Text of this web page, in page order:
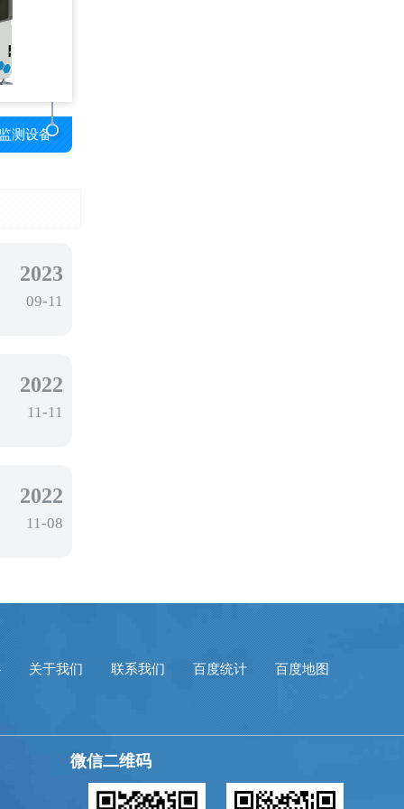
测设备
2023
09-11
2022
11-11
2022
11-08
关于我们 联系我们 百度统计 百度地图
微信二维码